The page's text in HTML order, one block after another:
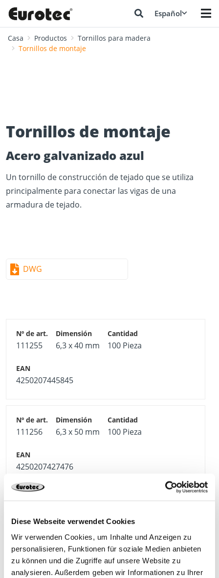
Diese Webseite verwendet Cookies
Wir verwenden Cookies, um Inhalte und Anzeigen zu
personalisieren, Funktionen für soziale Medien anbieten
zu können und die Zugriffe auf unsere Website zu
analysieren. Außerdem geben wir Informationen zu Ihrer
Español
Casa Productos
Tornillos para madera
Tornillos de montaje
Tornillos de montaje
Acero galvanizado azul
Un tornillo de construcción de tejado que se utiliza
principalmente para conectar las vigas de una
armadura de tejado.
DWG
111255 6,3 x 40 mm 100 Pieza
4250207445845
111256 6,3 x 50 mm 100 Pieza
4250207427476
111257 6,3 x 60 mm 100 Pieza
4250207427483